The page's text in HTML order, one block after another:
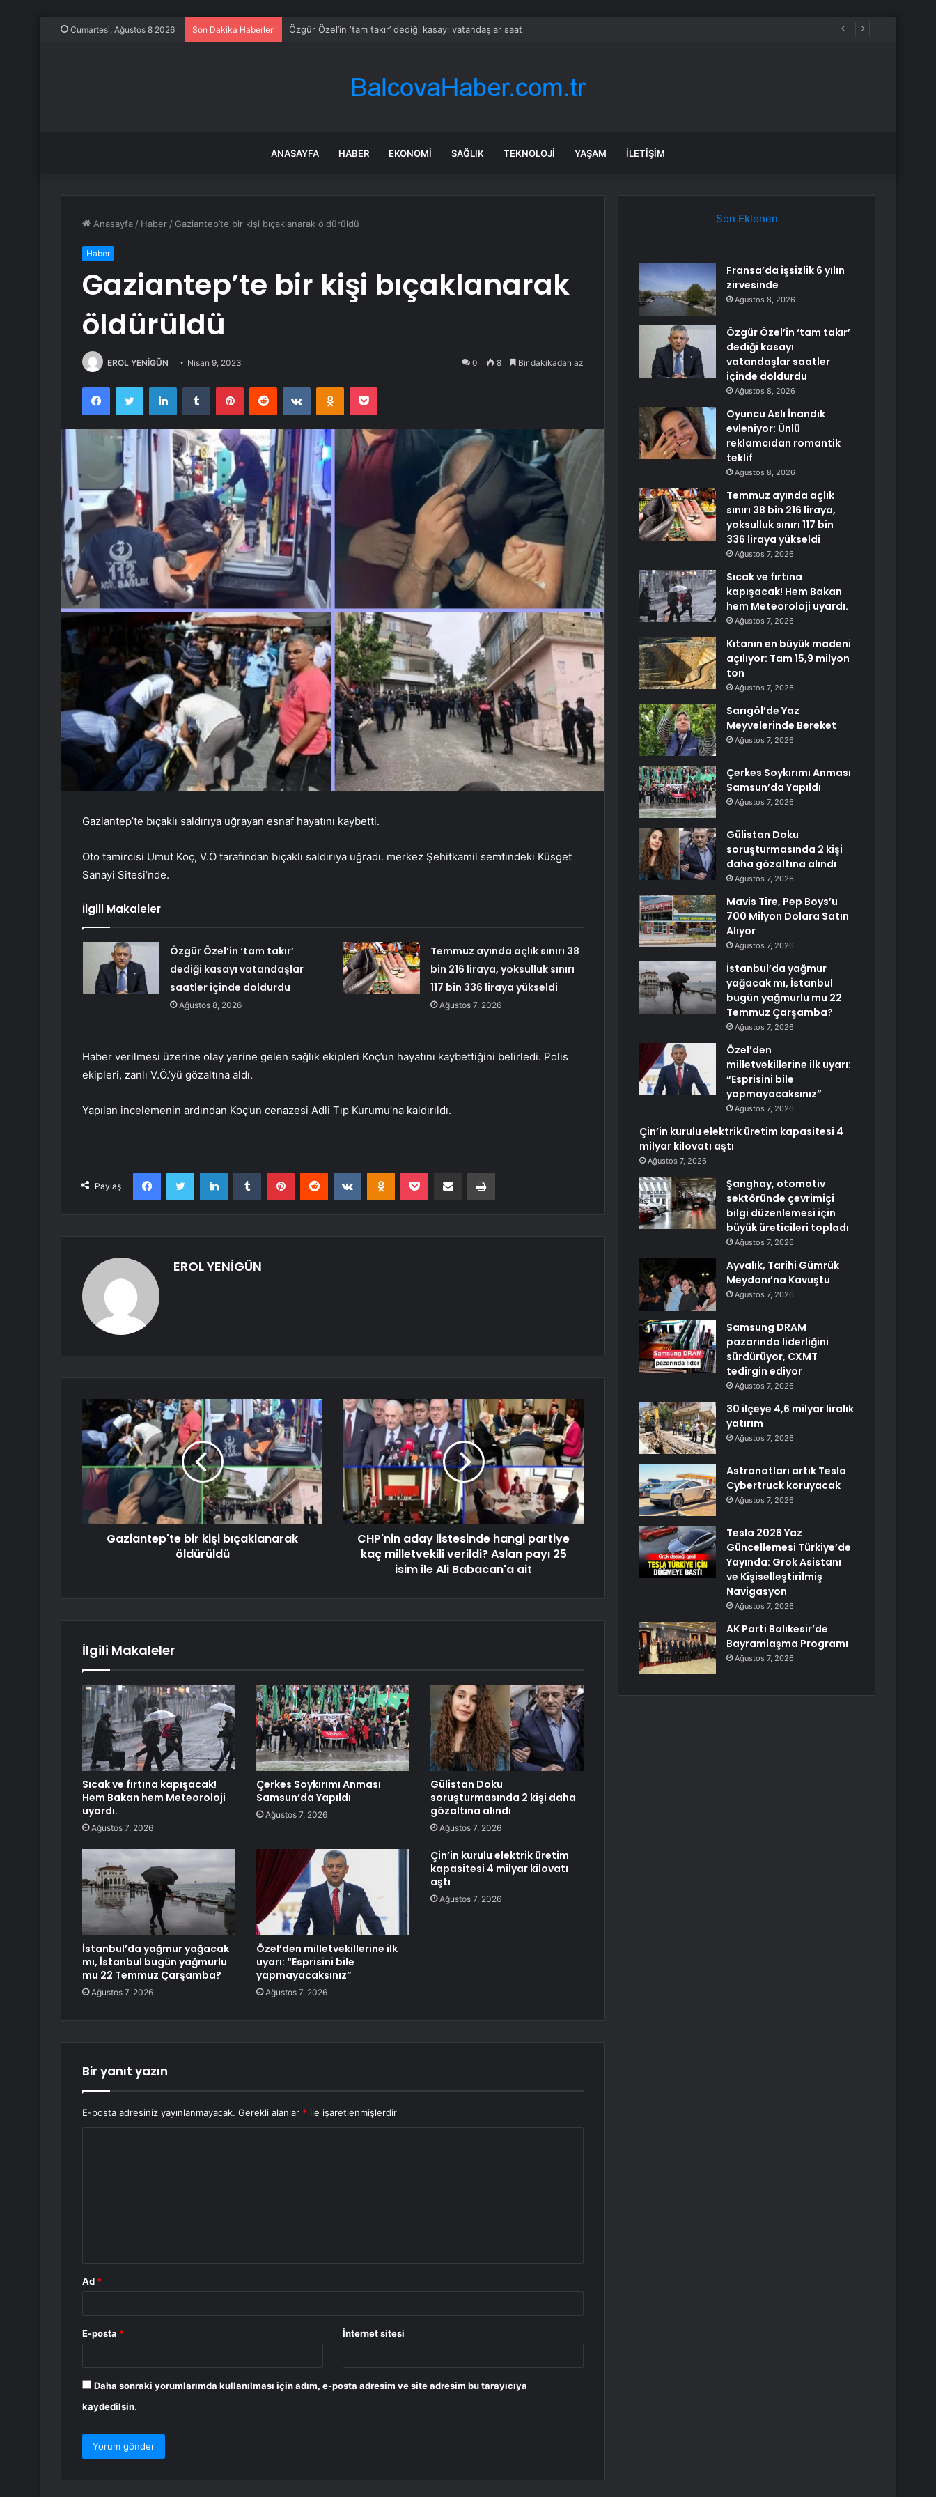
Cumartesi, Ağustos 8 2026 Son Dakika Haberleri Özgür Özel’in ‘tam takır’ dediği kasayı vatandaşlar saatler içinde doldurdu
ANASAYFA HABER EKONOMI SAĞLIK TEKNOLOJI YAŞAM İLETIŞIM
Anasayfa / Haber / Gaziantep’te bir kişi bıçaklanarak öldürüldü
Haber
Gaziantep’te bir kişi bıçaklanarak
öldürüldü
EROL YENİGÜN Nisan 9, 2023 0 8 Bir dakikadan az
FacebookTwitter LinkedInTumblr PinterestReddit VKontakteOdnoklassniki
Pocket
Gaziantep’te bıçaklı saldırıya uğrayan esnaf hayatını kaybetti.
Oto tamircisi Umut Koç, V.Ö tarafından bıçaklı saldırıya uğradı. merkez Şehitkamil semtindeki Küsget
Sanayi Sitesi’nde.
İlgili Makaleler
Özgür Özel’in ‘tam takır’
dediği kasayı vatandaşlar
saatler içinde doldurdu
Ağustos 8, 2026
Temmuz ayında açlık sınırı 38
bin 216 liraya, yoksulluk sınırı
117 bin 336 liraya yükseldi
Ağustos 7, 2026
Haber verilmesi üzerine olay yerine gelen sağlık ekipleri Koç’un hayatını kaybettiğini belirledi. Polis
ekipleri, zanlı V.Ö.’yü gözaltına aldı.
Yapılan incelemenin ardından Koç’un cenazesi Adli Tıp Kurumu’na kaldırıldı.
Paylaş
FacebookTwitter LinkedInTumblr PinterestReddit VKontakteOdnoklassniki
Pocket E-Posta ile paylaş Yazdır
EROL YENİGÜN
Gaziantep'te bir kişi bıçaklanarak
öldürüldü
CHP'nin aday listesinde hangi partiye
kaç milletvekili verildi? Aslan payı 25
isim ile Ali Babacan'a ait
İlgili Makaleler
Sıcak ve fırtına kapışacak!
Hem Bakan hem Meteoroloji
uyardı.
Ağustos 7, 2026
Çerkes Soykırımı Anması
Samsun’da Yapıldı
Ağustos 7, 2026
Gülistan Doku
soruşturmasında 2 kişi daha
gözaltına alındı
Ağustos 7, 2026
İstanbul’da yağmur yağacak
mı, İstanbul bugün yağmurlu
mu 22 Temmuz Çarşamba?
Ağustos 7, 2026
Özel’den milletvekillerine ilk
uyarı: “Esprisini bile
yapmayacaksınız”
Ağustos 7, 2026
Çin’in kurulu elektrik üretim
kapasitesi 4 milyar kilovatı
aştı
Ağustos 7, 2026
Bir yanıt yazın
E-posta adresiniz yayınlanmayacak. Gerekli alanlar * ile işaretlenmişlerdir
Ad *
E-posta * İnternet sitesi
Daha sonraki yorumlarımda kullanılması için adım, e-posta adresim ve site adresim bu tarayıcıya
kaydedilsin.
Son Eklenen
Fransa’da işsizlik 6 yılın
zirvesinde
Ağustos 8, 2026
Özgür Özel’in ‘tam takır’
dediği kasayı
vatandaşlar saatler
içinde doldurdu
Ağustos 8, 2026
Oyuncu Aslı İnandık
evleniyor: Ünlü
reklamcıdan romantik
teklif
Ağustos 8, 2026
Temmuz ayında açlık
sınırı 38 bin 216 liraya,
yoksulluk sınırı 117 bin
336 liraya yükseldi
Ağustos 7, 2026
Sıcak ve fırtına
kapışacak! Hem Bakan
hem Meteoroloji uyardı.
Ağustos 7, 2026
Kıtanın en büyük madeni
açılıyor: Tam 15,9 milyon
ton
Ağustos 7, 2026
Sarıgöl’de Yaz
Meyvelerinde Bereket
Ağustos 7, 2026
Çerkes Soykırımı Anması
Samsun’da Yapıldı
Ağustos 7, 2026
Gülistan Doku
soruşturmasında 2 kişi
daha gözaltına alındı
Ağustos 7, 2026
Mavis Tire, Pep Boys’u
700 Milyon Dolara Satın
Alıyor
Ağustos 7, 2026
İstanbul’da yağmur
yağacak mı, İstanbul
bugün yağmurlu mu 22
Temmuz Çarşamba?
Ağustos 7, 2026
Özel’den
milletvekillerine ilk uyarı:
“Esprisini bile
yapmayacaksınız”
Ağustos 7, 2026
Çin’in kurulu elektrik üretim kapasitesi 4
milyar kilovatı aştı
Ağustos 7, 2026
Şanghay, otomotiv
sektöründe çevrimiçi
bilgi düzenlemesi için
büyük üreticileri topladı
Ağustos 7, 2026
Ayvalık, Tarihi Gümrük
Meydanı’na Kavuştu
Ağustos 7, 2026
Samsung DRAM
pazarında liderliğini
sürdürüyor, CXMT
tedirgin ediyor
Ağustos 7, 2026
30 ilçeye 4,6 milyar liralık
yatırım
Ağustos 7, 2026
Astronotları artık Tesla
Cybertruck koruyacak
Ağustos 7, 2026
Tesla 2026 Yaz
Güncellemesi Türkiye’de
Yayında: Grok Asistanı
ve Kişiselleştirilmiş
Navigasyon
Ağustos 7, 2026
AK Parti Balıkesir’de
Bayramlaşma Programı
Ağustos 7, 2026